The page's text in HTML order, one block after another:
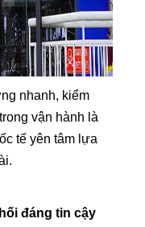
nhanh, kiểm
vận hành là
tế yên tâm lựa
đáng tin cậy